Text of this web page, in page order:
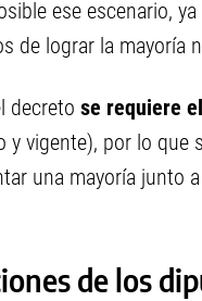
ese escenario,
de lograr la mayoría
decreto se requiere
vigente), por lo que
una mayoría junto
de los